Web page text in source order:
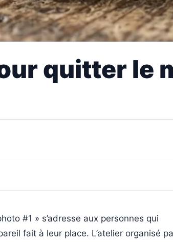
quitter le
#1 » s’adresse aux personnes qui
fait à leur place. L’atelier organisé